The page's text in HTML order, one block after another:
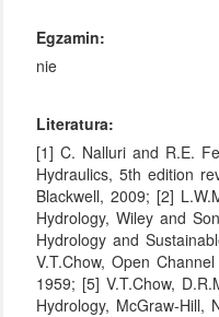
Egzamin:
nie
Literatura:
[1] C. Nalluri and R.E.
Hydraulics, 5th edition
Blackwell, 2009; [2]
Hydrology, Wiley and
Hydrology and
V.T.Chow, Open
1959; [5] V.T.Chow,
Hydrology, McGraw-Hill,